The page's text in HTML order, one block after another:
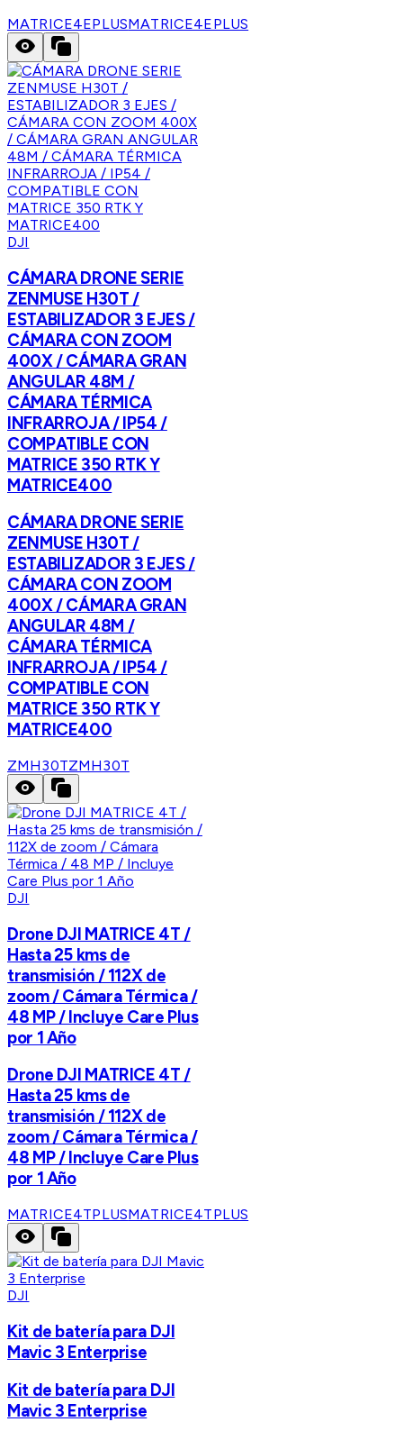
MATRICE4EPLUSMATRICE4EPLUS
DJI
CÁMARA DRONE SERIE
ZENMUSE H30T /
ESTABILIZADOR 3 EJES /
CÁMARA CON ZOOM
400X / CÁMARA GRAN
ANGULAR 48M /
CÁMARA TÉRMICA
INFRARROJA / IP54 /
COMPATIBLE CON
MATRICE 350 RTK Y
MATRICE400
CÁMARA DRONE SERIE
ZENMUSE H30T /
ESTABILIZADOR 3 EJES /
CÁMARA CON ZOOM
400X / CÁMARA GRAN
ANGULAR 48M /
CÁMARA TÉRMICA
INFRARROJA / IP54 /
COMPATIBLE CON
MATRICE 350 RTK Y
MATRICE400
ZMH30TZMH30T
DJI
Drone DJI MATRICE 4T /
Hasta 25 kms de
transmisión / 112X de
zoom / Cámara Térmica /
48 MP / Incluye Care Plus
por 1 Año
Drone DJI MATRICE 4T /
Hasta 25 kms de
transmisión / 112X de
zoom / Cámara Térmica /
48 MP / Incluye Care Plus
por 1 Año
MATRICE4TPLUSMATRICE4TPLUS
DJI
Kit de batería para DJI
Mavic 3 Enterprise
Kit de batería para DJI
Mavic 3 Enterprise